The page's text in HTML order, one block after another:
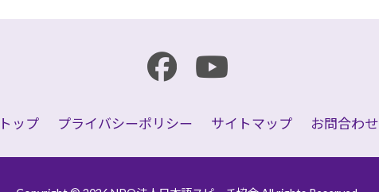
トップ プライバシーポリシー サイトマップ お問合わせ